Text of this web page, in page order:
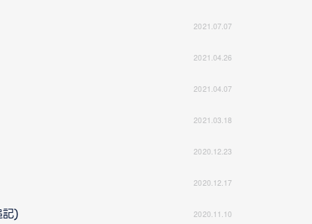
2021.07.07
2021.04.26
2021.04.07
2021.03.18
2020.12.23
2020.12.17
) 2020.11.10